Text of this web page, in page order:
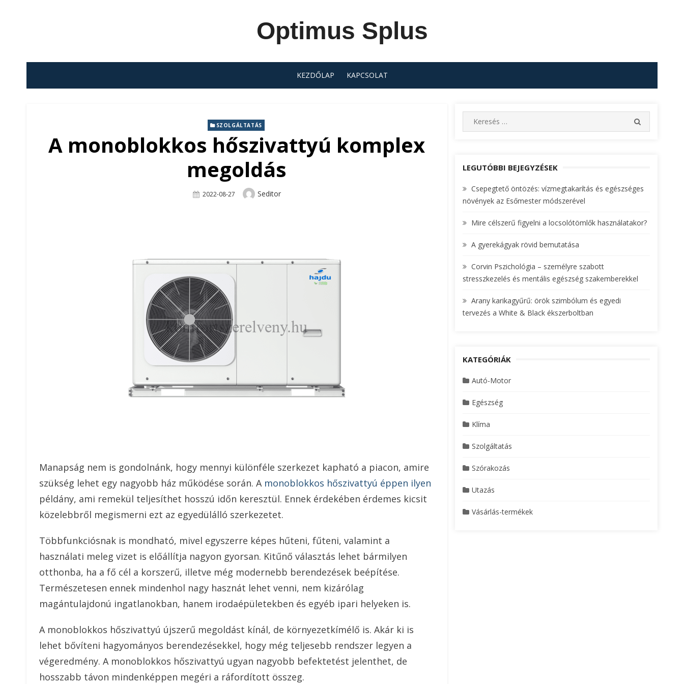
Optimus Splus
KEZDŐLAP KAPCSOLAT
SZOLGÁLTATÁS
A monoblokkos hőszivattyú komplex
megoldás
Posted
2022-08-27 Author
Seditor
Manapság nem is gondolnánk, hogy mennyi különféle szerkezet kapható a piacon, amire
szükség lehet egy nagyobb ház működése során. A monoblokkos hőszivattyú éppen ilyen
példány, ami remekül teljesíthet hosszú időn keresztül. Ennek érdekében érdemes kicsit
közelebbről megismerni ezt az egyedülálló szerkezetet.
Többfunkciósnak is mondható, mivel egyszerre képes hűteni, fűteni, valamint a
használati meleg vizet is előállítja nagyon gyorsan. Kitűnő választás lehet bármilyen
otthonba, ha a fő cél a korszerű, illetve még modernebb berendezések beépítése.
Természetesen ennek mindenhol nagy hasznát lehet venni, nem kizárólag
magántulajdonú ingatlanokban, hanem irodaépületekben és egyéb ipari helyeken is.
A monoblokkos hőszivattyú újszerű megoldást kínál, de környezetkímélő is. Akár ki is
lehet bővíteni hagyományos berendezésekkel, hogy még teljesebb rendszer legyen a
végeredmény. A monoblokkos hőszivattyú ugyan nagyobb befektetést jelenthet, de
hosszabb távon mindenképpen megéri a ráfordított összeg.
e
c
f
o
:
E
LEGUTÓBBI BEJEGYZÉSEK
Csepegtető öntözés: vízmegtakarítás és egészséges
növények az Esőmester módszerével
Mire célszerű figyelni a locsolótömlők használatakor?
A gyerekágyak rövid bemutatása
Corvin Pszichológia – személyre szabott
stresszkezelés és mentális egészség szakemberekkel
Arany karikagyűrű: örök szimbólum és egyedi
tervezés a White & Black ékszerboltban
KATEGÓRIÁK
Autó-Motor
Egészség
Klíma
Szolgáltatás
Szórakozás
Utazás
Vásárlás-termékek